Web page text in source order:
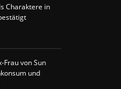
Charaktere in
Frau von Sun
und